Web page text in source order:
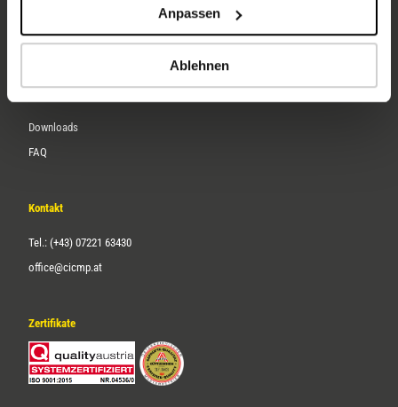
Anpassen
Ablehnen
Karriere
Downloads
FAQ
Kontakt
Tel.: (+43) 07221 63430
office@cicmp.at
Zertifikate